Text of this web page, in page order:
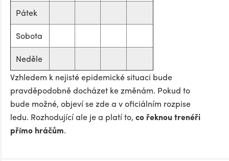
Pátek
Sobota
Neděle
Vzhledem k nejisté epidemické situaci bude
pravděpodobně docházet ke změnám. Pokud to
bude možné, objeví se zde a v oficiálním rozpise
ledu. Rozhodující ale je a platí to, co řeknou trenéři
přímo hráčům.